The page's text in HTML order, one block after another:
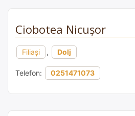
Ciobotea Nicușor
Filiași , Dolj
Telefon: 0251471073